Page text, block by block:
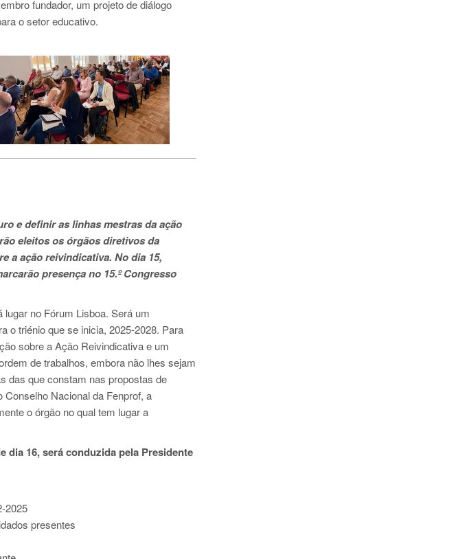
fundador, um projeto de diálogo
o setor educativo.
e definir as linhas mestras da ação
eleitos os órgãos diretivos da
a ação reivindicativa. No dia 15,
presença no 15.º Congresso
no Fórum Lisboa. Será um
o triénio que se inicia, 2025-2028. Para
sobre a Ação Reivindicativa e um
de trabalhos, embora não lhes sejam
das que constam nas propostas de
Nacional da Fenprof, a
o órgão no qual tem lugar a
dia 16, será conduzida pela Presidente
2025
presentes